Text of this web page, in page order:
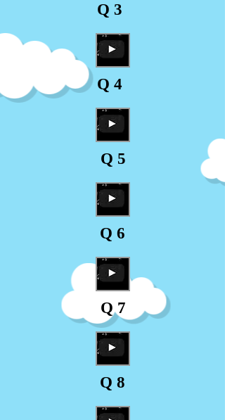
Q 3
Q 4
Q 5
Q 6
Q 7
Q 8